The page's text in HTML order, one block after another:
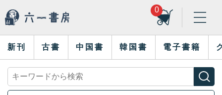
0
新刊 古書 中国書 韓国書 電子書籍